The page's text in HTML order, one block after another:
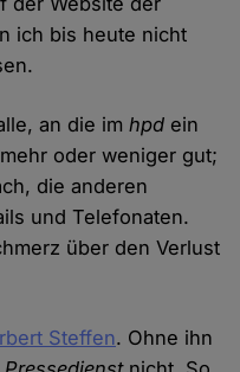
ich bis heute nicht
an die imhpd ein
oder weniger gut;
die anderen
und Telefonaten.
über den Verlust
Steffen. Ohne ihn